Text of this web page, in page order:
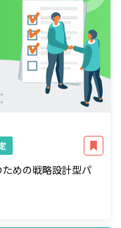
めの戦略設計型パ